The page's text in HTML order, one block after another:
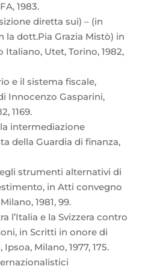
1983.
diretta sui) – (in
la dott.Pia Grazia Mistò) in
Utet, Torino, 1982,
e il sistema fiscale,
Innocenzo Gasparini,
1169.
intermediazione
della Guardia di finanza,
strumenti alternativi di
in Atti convegno
1981, 99.
l’Italia e la Svizzera contro
in Scritti in onore di
Milano, 1977, 175.